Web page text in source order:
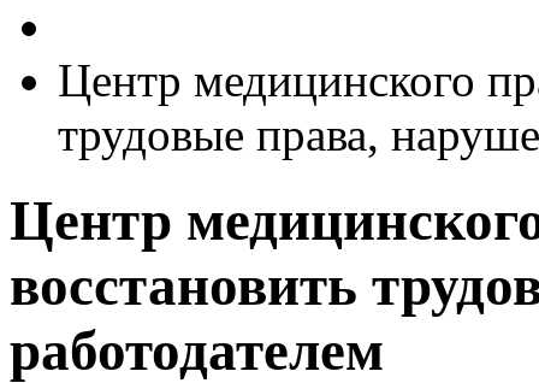
Центр медицинского
трудовые права,
Центр
восстановить
работодателем